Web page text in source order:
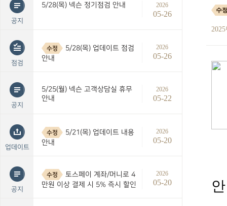
공지
5/28(목) 넥슨 정기점검 안내 2026
05-26
점검
수정
5/28(목) 업데이트 점검
안내
2026
05-26
공지
5/25(월) 넥슨 고객상담실 휴무
안내
2026
05-22
업데이트
수정
5/21(목) 업데이트 내용
안내
2026
05-20
공지
수정
토스페이 계좌/머니로 4
만원 이상 결제 시 5% 즉시 할인
2026
05-20
수